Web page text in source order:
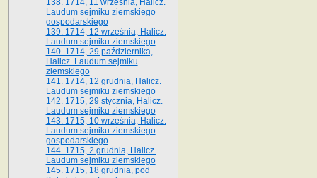
138. 1714, 11 września, Halicz.
Laudum sejmiku ziemskiego
gospodarskiego
139. 1714, 12 września, Halicz.
Laudum sejmiku ziemskiego
140. 1714, 29 października,
Halicz. Laudum sejmiku
ziemskiego
141. 1714, 12 grudnia, Halicz.
Laudum sejmiku ziemskiego
142. 1715, 29 stycznia, Halicz.
Laudum sejmiku ziemskiego
143. 1715, 10 września, Halicz.
Laudum sejmiku ziemskiego
gospodarskiego
144. 1715, 2 grudnia, Halicz.
Laudum sejmiku ziemskiego
145. 1715, 18 grudnia, pod